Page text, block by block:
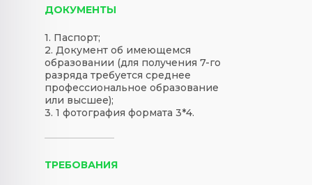
ДОКУМЕНТЫ
ТРЕБОВАНИЯ
1. Паспорт;
2. Документ об имеющемся
образовании (для получения 7-го
разряда требуется среднее
профессиональное образование
или высшее);
3. 1 фотография формата 3*4.